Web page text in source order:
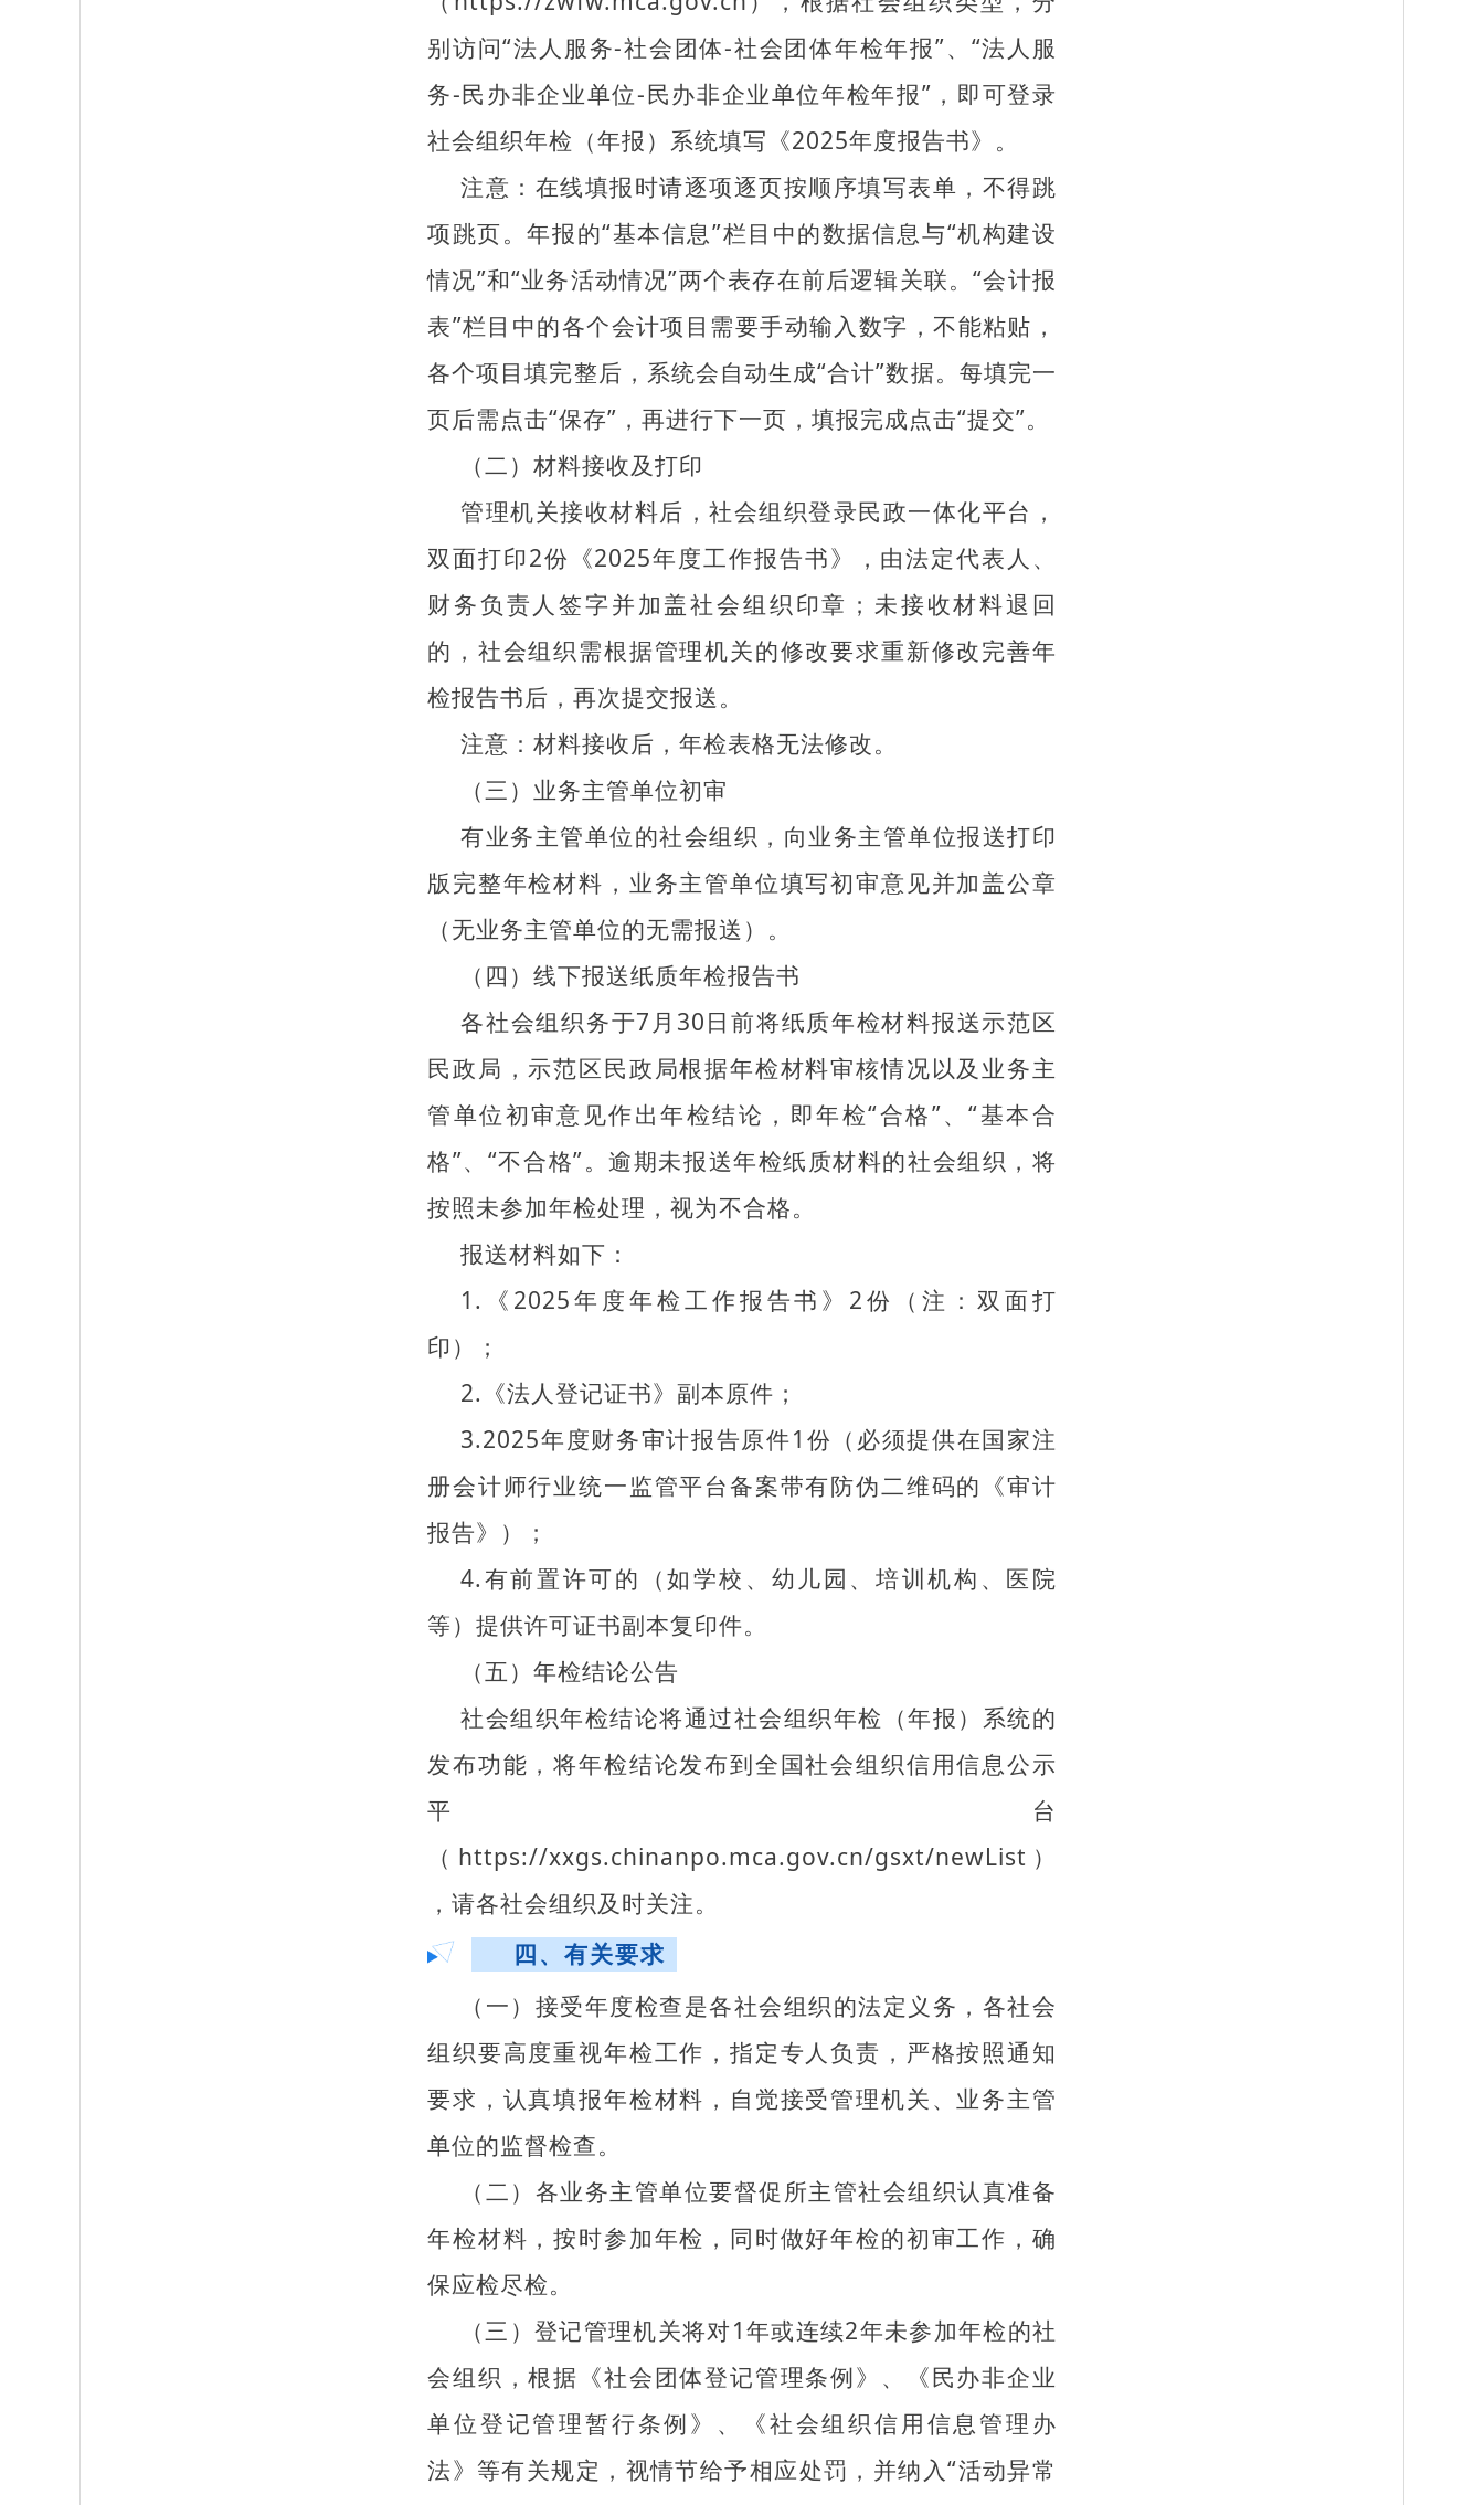
别访问“法人服务-社会团体-社会团体年检年报”、“法人服
务-民办非企业单位-民办非企业单位年检年报”，即可登录
社会组织年检（年报）系统填写《2025年度报告书》。
注意：在线填报时请逐项逐页按顺序填写表单，不得跳
项跳页。年报的“基本信息”栏目中的数据信息与“机构建设
情况”和“业务活动情况”两个表存在前后逻辑关联。“会计报
表”栏目中的各个会计项目需要手动输入数字，不能粘贴，
各个项目填完整后，系统会自动生成“合计”数据。每填完一
页后需点击“保存”，再进行下一页，填报完成点击“提交”。
（二）材料接收及打印
管理机关接收材料后，社会组织登录民政一体化平台，
双面打印2份《2025年度工作报告书》，由法定代表人、
财务负责人签字并加盖社会组织印章；未接收材料退回
的，社会组织需根据管理机关的修改要求重新修改完善年
检报告书后，再次提交报送。
注意：材料接收后，年检表格无法修改。
（三）业务主管单位初审
有业务主管单位的社会组织，向业务主管单位报送打印
版完整年检材料，业务主管单位填写初审意见并加盖公章
（无业务主管单位的无需报送）。
（四）线下报送纸质年检报告书
各社会组织务于7月30日前将纸质年检材料报送示范区
民政局，示范区民政局根据年检材料审核情况以及业务主
管单位初审意见作出年检结论，即年检“合格”、“基本合
格”、“不合格”。逾期未报送年检纸质材料的社会组织，将
按照未参加年检处理，视为不合格。
报送材料如下：
1.《2025年度年检工作报告书》2份（注：双面打
印）；
2.《法人登记证书》副本原件；
3.2025年度财务审计报告原件1份（必须提供在国家注
册会计师行业统一监管平台备案带有防伪二维码的《审计
报告》）；
4.有前置许可的（如学校、幼儿园、培训机构、医院
等）提供许可证书副本复印件。
（五）年检结论公告
社会组织年检结论将通过社会组织年检（年报）系统的
发布功能，将年检结论发布到全国社会组织信用信息公示
平台
（https://xxgs.chinanpo.mca.gov.cn/gsxt/newList）
，请各社会组织及时关注。
四、有关要求
（一）接受年度检查是各社会组织的法定义务，各社会
组织要高度重视年检工作，指定专人负责，严格按照通知
要求，认真填报年检材料，自觉接受管理机关、业务主管
单位的监督检查。
（二）各业务主管单位要督促所主管社会组织认真准备
年检材料，按时参加年检，同时做好年检的初审工作，确
保应检尽检。
（三）登记管理机关将对1年或连续2年未参加年检的社
会组织，根据《社会团体登记管理条例》、《民办非企业
单位登记管理暂行条例》、《社会组织信用信息管理办
法》等有关规定，视情节给予相应处罚，并纳入“活动异常